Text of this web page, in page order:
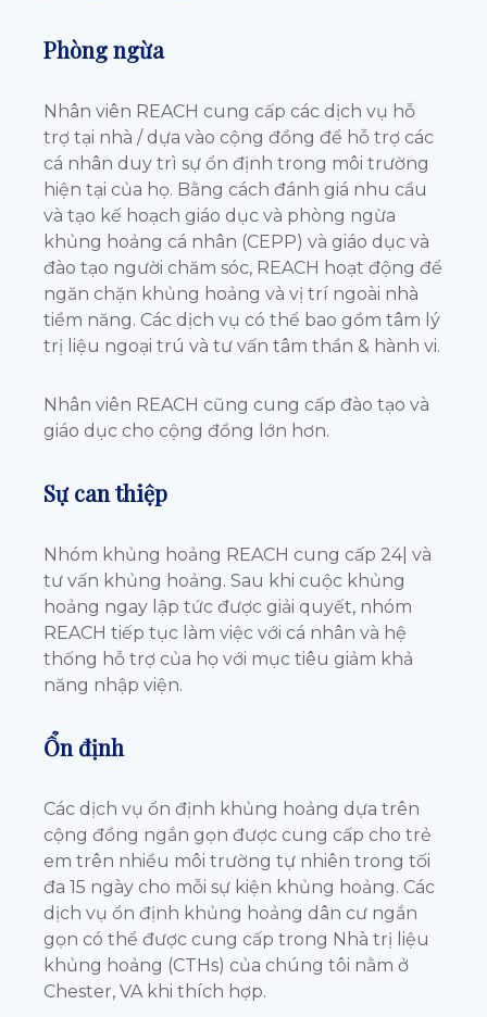
Phòng ngừa
Nhân viên REACH cung cấp các dịch vụ hỗ
trợ tại nhà / dựa vào cộng đồng để hỗ trợ các
cá nhân duy trì sự ổn định trong môi trường
hiện tại của họ. Bằng cách đánh giá nhu cầu
và tạo kế hoạch giáo dục và phòng ngừa
khủng hoảng cá nhân (CEPP) và giáo dục và
đào tạo người chăm sóc, REACH hoạt động để
ngăn chặn khủng hoảng và vị trí ngoài nhà
tiềm năng. Các dịch vụ có thể bao gồm tâm lý
trị liệu ngoại trú và tư vấn tâm thần & hành vi.
Nhân viên REACH cũng cung cấp đào tạo và
giáo dục cho cộng đồng lớn hơn.
Sự can thiệp
Nhóm khủng hoảng REACH cung cấp 24| và
tư vấn khủng hoảng. Sau khi cuộc khủng
hoảng ngay lập tức được giải quyết, nhóm
REACH tiếp tục làm việc với cá nhân và hệ
thống hỗ trợ của họ với mục tiêu giảm khả
năng nhập viện.
Ổn định
Các dịch vụ ổn định khủng hoảng dựa trên
cộng đồng ngắn gọn được cung cấp cho trẻ
em trên nhiều môi trường tự nhiên trong tối
đa 15 ngày cho mỗi sự kiện khủng hoảng. Các
dịch vụ ổn định khủng hoảng dân cư ngắn
gọn có thể được cung cấp trong Nhà trị liệu
khủng hoảng (CTHs) của chúng tôi nằm ở
Chester, VA khi thích hợp.